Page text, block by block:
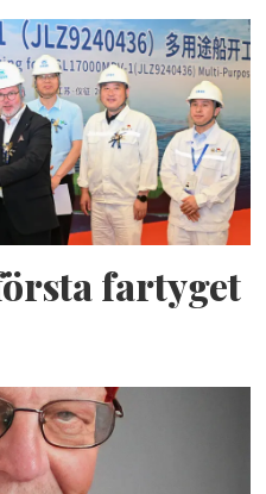
fartyget